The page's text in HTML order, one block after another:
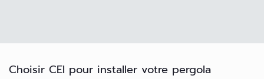
Choisir CEI pour installer votre pergola